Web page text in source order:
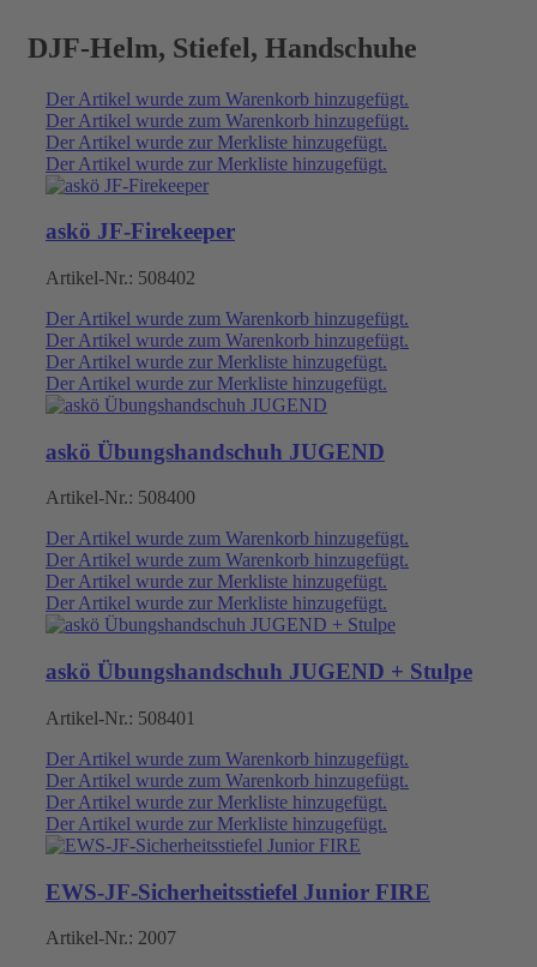
DJF-Helm, Stiefel, Handschuhe
Der Artikel wurde zum Warenkorb hinzugefügt.
Der Artikel wurde zum Warenkorb hinzugefügt.
Der Artikel wurde zur Merkliste hinzugefügt.
Der Artikel wurde zur Merkliste hinzugefügt.
askö JF-Firekeeper
Artikel-Nr.: 508402
Der Artikel wurde zum Warenkorb hinzugefügt.
Der Artikel wurde zum Warenkorb hinzugefügt.
Der Artikel wurde zur Merkliste hinzugefügt.
Der Artikel wurde zur Merkliste hinzugefügt.
askö Übungshandschuh JUGEND
Artikel-Nr.: 508400
Der Artikel wurde zum Warenkorb hinzugefügt.
Der Artikel wurde zum Warenkorb hinzugefügt.
Der Artikel wurde zur Merkliste hinzugefügt.
Der Artikel wurde zur Merkliste hinzugefügt.
askö Übungshandschuh JUGEND + Stulpe
Artikel-Nr.: 508401
Der Artikel wurde zum Warenkorb hinzugefügt.
Der Artikel wurde zum Warenkorb hinzugefügt.
Der Artikel wurde zur Merkliste hinzugefügt.
Der Artikel wurde zur Merkliste hinzugefügt.
EWS-JF-Sicherheitsstiefel Junior FIRE
Artikel-Nr.: 2007